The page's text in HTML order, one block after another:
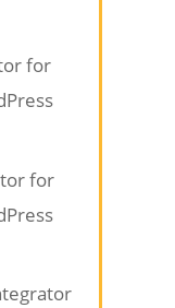
for
for